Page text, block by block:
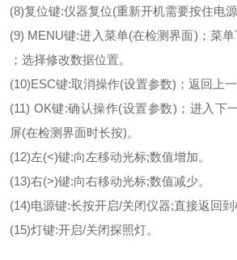
(8)复位键:仪器复位(重新开机需要按住电源
(9) MENU键:进入菜单(在检测界面)；菜
；选择修改数据位置。
(10)ESC键:取消操作(设置参数)；返回上
(11) OK键:确认操作(设置参数)；进入下
屏(在检测界面时长按)。
(12)左(<)键:向左移动光标;数值增加。
(13)右(>)键:向右移动光标;数值减少。
(14)电源键:长按开启/关闭仪器;直接返回到
(15)灯键:开启/关闭探照灯。